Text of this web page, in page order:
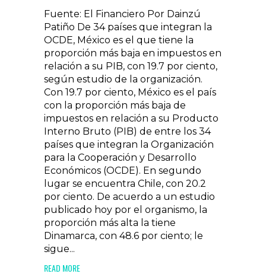
Fuente: El Financiero Por Dainzú
Patiño De 34 países que integran la
OCDE, México es el que tiene la
proporción más baja en impuestos en
relación a su PIB, con 19.7 por ciento,
según estudio de la organización.
Con 19.7 por ciento, México es el país
con la proporción más baja de
impuestos en relación a su Producto
Interno Bruto (PIB) de entre los 34
países que integran la Organización
para la Cooperación y Desarrollo
Económicos (OCDE). En segundo
lugar se encuentra Chile, con 20.2
por ciento. De acuerdo a un estudio
publicado hoy por el organismo, la
proporción más alta la tiene
Dinamarca, con 48.6 por ciento; le
sigue...
READ MORE